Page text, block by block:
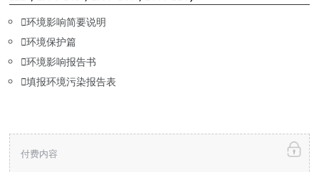
环境影响简要说明
环境保护篇
环境影响报告书
填报环境污染报告表
付费内容